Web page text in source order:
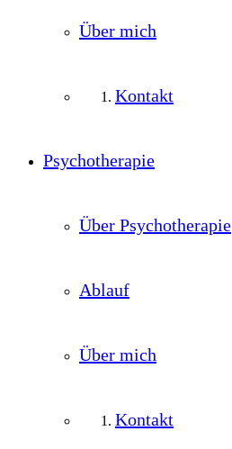
Über mich
Kontakt
Psychotherapie
Über Psychotherapie
Ablauf
Über mich
Kontakt